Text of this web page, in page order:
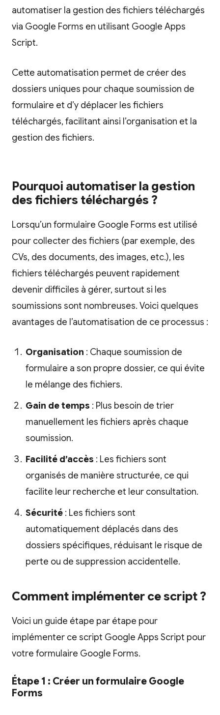
automatiser la gestion des fichiers téléchargés
via Google Forms en utilisant Google Apps
Script.
Cette automatisation permet de créer des
dossiers uniques pour chaque soumission de
formulaire et d’y déplacer les fichiers
téléchargés, facilitant ainsi l’organisation et la
gestion des fichiers.
Pourquoi automatiser la gestion
des fichiers téléchargés ?
Lorsqu’un formulaire Google Forms est utilisé
pour collecter des fichiers (par exemple, des
CVs, des documents, des images, etc.), les
fichiers téléchargés peuvent rapidement
devenir difficiles à gérer, surtout si les
soumissions sont nombreuses. Voici quelques
avantages de l’automatisation de ce processus :
Organisation : Chaque soumission de
formulaire a son propre dossier, ce qui évite
le mélange des fichiers.
Gain de temps : Plus besoin de trier
manuellement les fichiers après chaque
soumission.
Facilité d’accès : Les fichiers sont
organisés de manière structurée, ce qui
facilite leur recherche et leur consultation.
Sécurité : Les fichiers sont
automatiquement déplacés dans des
dossiers spécifiques, réduisant le risque de
perte ou de suppression accidentelle.
Comment implémenter ce script ?
Voici un guide étape par étape pour
implémenter ce script Google Apps Script pour
votre formulaire Google Forms.
Étape 1 : Créer un formulaire Google
Forms